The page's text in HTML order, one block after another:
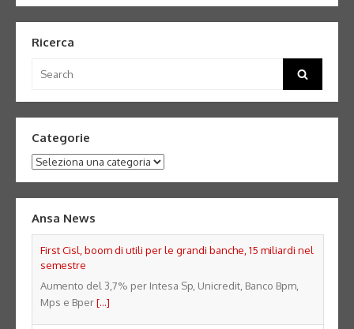
Ricerca
for:
Search
Categorie
Categorie
Ansa News
First Cisl, boom di utili per le grandi banche, 15 miliardi nel
semestre
Aumento del 3,7% per Intesa Sp, Unicredit, Banco Bpm,
Mps e Bper[...]